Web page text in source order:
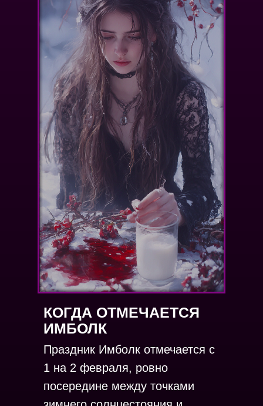
Праздник Имболк отмечается с
1 на 2 февраля, ровно
посередине между точками
КОГДА ОТМЕЧАЕТСЯ
ИМБОЛК